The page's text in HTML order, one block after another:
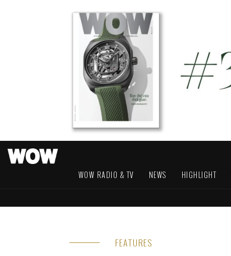
WOW RADIO & TV NEWS HIGHLIGHT
FEATURES